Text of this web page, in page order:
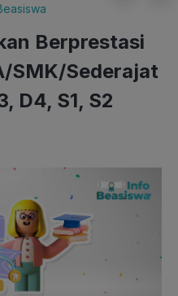
Berprestasi
SMK/Sederajat
D4, S1, S2